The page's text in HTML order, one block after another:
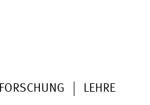
FORSCHUNG LEHRE